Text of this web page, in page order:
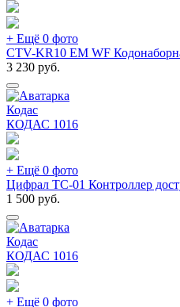
+ Ещё 0 фото
CTV-KR10 EM WF
3 230 руб.
Кодас
КОДАС 1016
+ Ещё 0 фото
Цифрал ТС-01 Контроллер
1 500 руб.
Кодас
КОДАС 1016
+ Ещё 0 фото